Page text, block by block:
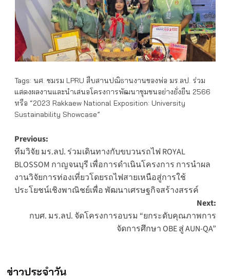
Tags: นศ. ชมรม LPRU สืบสานปณิธานงานของพ่อ มร.ลป. ร่วม
แสดงผลงานและนำเสนอโครงการพัฒนาชุมชนอย่างยั่งยืน 2566
หรือ “2023 Rakkaew National Exposition: University
Sustainability Showcase”
Post
navigation
Previous:
ทีมวิจัย มร.ลป. ร่วมเดินทางกับขบวนรถไฟ ROYAL
BLOSSOM กาญจนบุรี เพื่อการดำเนินโครงการ การนำผล
งานวิจัยการท่องเที่ยวโดยรถไฟสายเหนือสู่การใช้
ประโยชน์เชิงพาณิชย์เพื่อ พัฒนาเศรษฐกิจสร้างสรรค์
Next:
กบศ. มร.ลป. จัดโครงการอบรม “ยกระดับคุณภาพการ
จัดการศึกษา OBE สู่ AUN-QA”
ข่าวประจำวัน